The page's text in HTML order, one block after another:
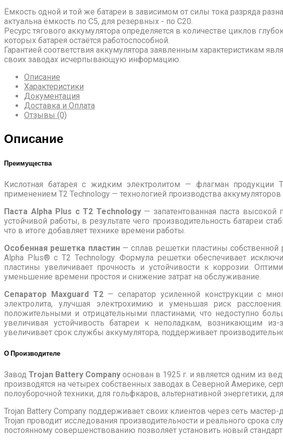
Ёмкость одной и той же батареи в зависимом от силы тока разряда
актуальна ёмкость по С5, для резервных - по С20.
Ресурс тягового аккумулятора определяется в количестве циклов
которых батарея остаётся работоспособной.
Гарантией соответствия аккумулятора заявленным характеристикам
своих заводах исчерпывающую информацию.
Описание
Характеристики
Документация
Доставка и Оплата
Отзывы (0)
Описание
Преимущества
Кислотная батарея с жидким электролитом — флагман продукции
применением T2 Technology — технологией производства
Паста Alpha Plus с T2 Technology— запатентованная паста высокой
устойчивой работы, в результате чего производительность батареи
что в итоге добавляет технике времени работы.
Особенная решетка пластин— сплав решетки пластины собственной
Alpha Plus® с T2 Technology. Формула решетки обеспечивает
пластины увеличивает прочность и устойчивости к коррозии.
уменьшение времени простоя и снижение затрат на обслуживание.
Сепаратор Maxguard T2— сепаратор усиленной конструкции c
электролита, улучшая электрохимию и уменьшая риск
положительными и отрицательными пластинами, что недоступно
увеличивая устойчивость батареи к неполадкам, возникающим
увеличивает срок службы аккумулятора, поддерживает
О Производителе
Завод Trojan Battery Company основан в 1925 г. и является одним из
производятся на четырех собственных заводах в Северной Америке,
полоуборочной техники, для гольфкаров, альтернативной энергетики,
Trojan Battery Company поддерживает своих клиентов через сеть
Trojan проводит исследования производительности и реального срока
постоянному совершенствованию позволяет установить новый